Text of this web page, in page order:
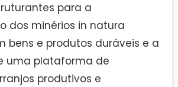
para a
dos minérios in natura
bens e produtos duráveis e a
uma plataforma de
produtivos e